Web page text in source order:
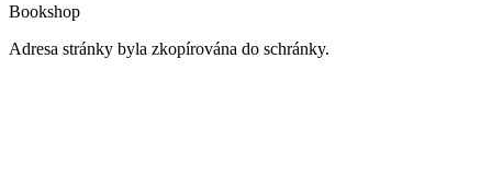
Bookshop
Adresa stránky byla zkopírována do schránky.